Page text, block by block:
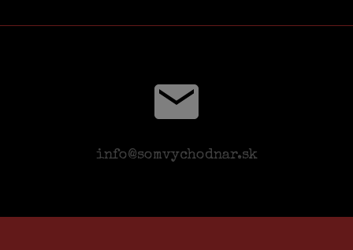
info@somvychodnar.sk